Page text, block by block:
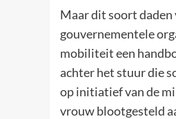
Maar dit soort
gouvernementele
mobiliteit een
achter het stuur die
op initiatief van de
vrouw blootgesteld